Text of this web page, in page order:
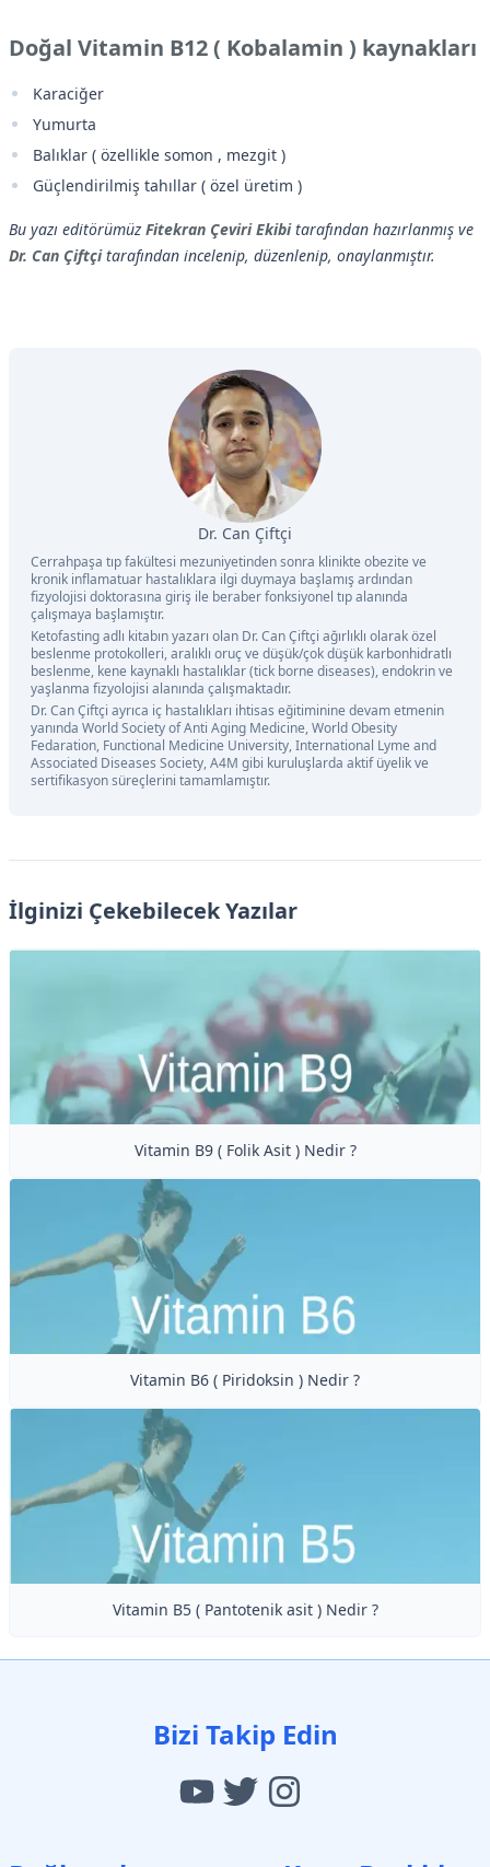
Doğal Vitamin B12 ( Kobalamin ) kaynakları
Karaciğer
Yumurta
Balıklar ( özellikle somon , mezgit )
Güçlendirilmiş tahıllar ( özel üretim )
Bu yazı editörümüz Fitekran Çeviri Ekibitarafından hazırlanmış ve
Dr. Can Çiftçitarafından incelenip, düzenlenip, onaylanmıştır.
Dr. Can Çiftçi
Cerrahpaşa tıp fakültesi mezuniyetinden sonra klinikte obezite ve
kronik inflamatuar hastalıklara ilgi duymaya başlamış ardından
fizyolojisi doktorasına giriş ile beraber fonksiyonel tıp alanında
çalışmaya başlamıştır.
Ketofasting adlı kitabın yazarı olan Dr. Can Çiftçi ağırlıklı olarak özel
beslenme protokolleri, aralıklı oruç ve düşük/çok düşük karbonhidratlı
beslenme, kene kaynaklı hastalıklar (tick borne diseases), endokrin ve
yaşlanma fizyolojisi alanında çalışmaktadır.
Dr. Can Çiftçi ayrıca iç hastalıkları ihtisas eğitiminine devam etmenin
yanında World Society of Anti Aging Medicine, World Obesity
Fedaration, Functional Medicine University, International Lyme and
Associated Diseases Society, A4M gibi kuruluşlarda aktif üyelik ve
sertifikasyon süreçlerini tamamlamıştır.
İlginizi Çekebilecek Yazılar
Vitamin B9 ( Folik Asit ) Nedir ?
Vitamin B6 ( Piridoksin ) Nedir ?
Vitamin B5 ( Pantotenik asit ) Nedir ?
Bizi Takip Edin